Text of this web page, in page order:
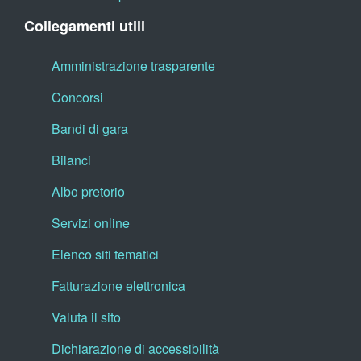
Collegamenti utili
Amministrazione trasparente
Concorsi
Bandi di gara
Bilanci
Albo pretorio
Servizi online
Elenco siti tematici
Fatturazione elettronica
Valuta il sito
Dichiarazione di accessibilità